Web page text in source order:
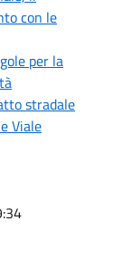
con le
per la
stradale
Viale